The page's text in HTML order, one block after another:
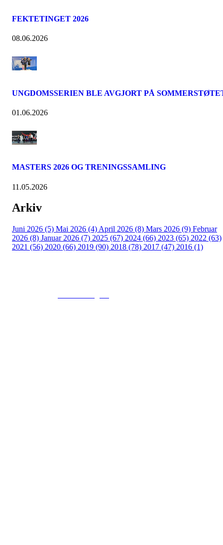
FEKTETINGET 2026
08.06.2026
UNGDOMSSERIEN BLE AVGJORT PÅ
01.06.2026
MASTERS 2026 OG TRENINGSSAMLING
11.05.2026
Arkiv
Juni 2026 (5) Mai 2026 (4) April 2026 (8) Mars 2026 (9) Februar
2026 (8) Januar 2026 (7) 2025 (67) 2024 (66) 2023 (65) 2022 (63)
2021 (56) 2020 (66) 2019 (90) 2018 (78) 2017 (47) 2016 (1)